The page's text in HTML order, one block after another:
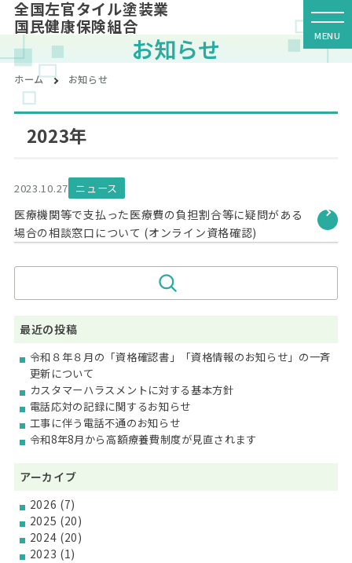
全国左官タイル塗装業
国民健康保険組合
お知らせ
ホーム お知らせ
2023年
2023.10.27 ニュース
医療機関等で支払った医療費の負担割合等に疑問がある
場合の相談窓口について (オンライン資格確認)
最近の投稿
令和８年８月の「資格確認書」「資格情報のお知らせ」の一斉
更新について
カスタマーハラスメントに対する基本方針
電話応対の記録に関するお知らせ
工事に伴う電話不通のお知らせ
令和8年8月から高額療養費制度が見直されます
アーカイブ
2026 (7)
2025 (20)
2024 (20)
2023 (1)